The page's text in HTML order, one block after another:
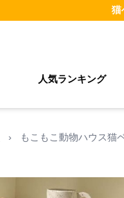
猫
人気ランキング
› もこもこ動物ハウス猫